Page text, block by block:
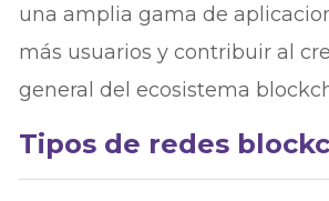
una amplia gama de
más usuarios y contribuir al
general del ecosistema
Tipos de redes